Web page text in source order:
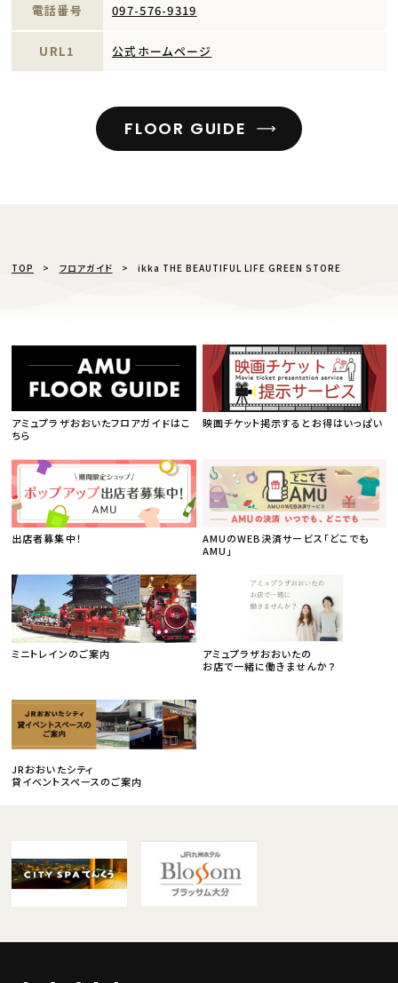
電話番号 097-576-9319
URL1 公式ホームページ
FLOOR GUIDE
TOP フロアガイド ikka THE BEAUTIFUL LIFE GREEN STORE
アミュプラザおおいたフロアガイドはこ
ちら
映画チケット掲示するとお得はいっぱい
出店者募集中！
AMUのWEB決済サービス「どこでも
AMU」
ミニトレインのご案内
アミュプラザおおいたの
お店で一緒に働きませんか？
JRおおいたシティ
貸イベントスペースのご案内